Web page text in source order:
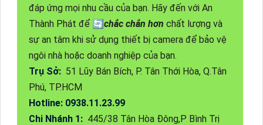
đáp ứng mọi nhu cầu của bạn. Hãy đến với An
Thành Phát để 🔄chắc chắn hơn chất lượng và
sự an tâm khi sử dụng thiết bị camera để bảo vệ
ngôi nhà hoặc doanh nghiệp của bạn.
Trụ Sở: 51 Lũy Bán Bích, P. Tân Thới Hòa, Q.Tân
Phú, TP.HCM
Hotline: 0938.11.23.99
Chi Nhánh 1: 445/38 Tân Hòa Đông,P Bình Trị